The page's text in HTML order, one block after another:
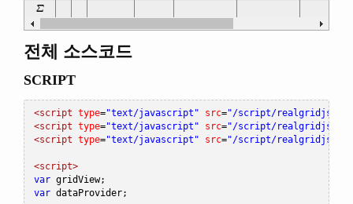
전체 소스코드
SCRIPT
<script type="text/javascript" src="/script/realgridjs-
<script type="text/javascript" src="/script/
<script type="text/javascript" src="/script/realgridjs-
<script>
var gridView;
var dataProvider;